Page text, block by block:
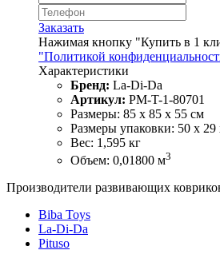
Заказать
Нажимая кнопку "Купить в 1
"Политикой
Характеристики
Бренд: La-Di-Da
Артикул: PM-T-1-80701
Размеры: 85 х 85 х 55 см
Размеры упаковки: 50 х 29
Вес: 1,595 кг
Объем: 0,01800 м3
Производители развивающих
Biba Toys
La-Di-Da
Pituso